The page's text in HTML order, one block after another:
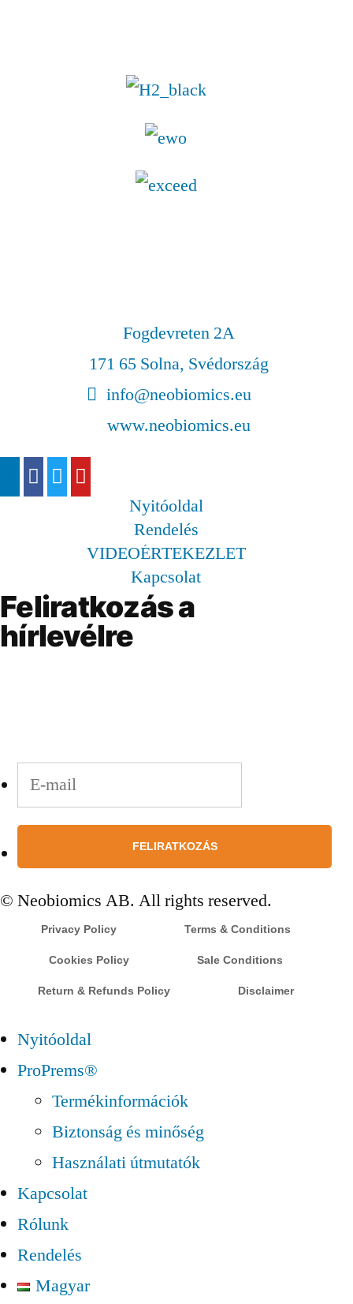
Fogdevreten 2A
171 65 Solna, Svédország
info@neobiomics.eu
www.neobiomics.eu
Nyitóoldal
Rendelés
VIDEOÉRTEKEZLET
Kapcsolat
Feliratkozás a
hírlevélre
© Neobiomics AB. All rights reserved.
Privacy Policy Terms & Conditions
Cookies Policy Sale Conditions
Return & Refunds Policy Disclaimer
Nyitóoldal
ProPrems®
Termékinformációk
Biztonság és minőség
Használati útmutatók
Kapcsolat
Rólunk
Rendelés
Magyar